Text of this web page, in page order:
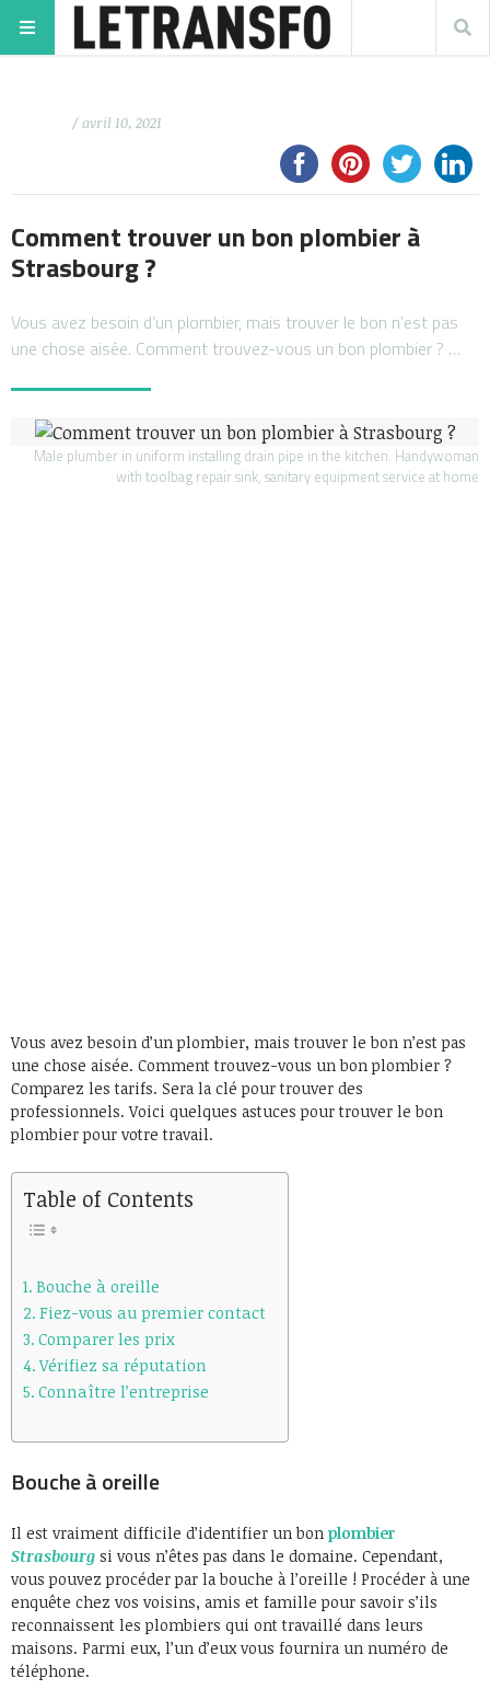
/ avril 10, 2021
Comment trouver un bon plombier à
Strasbourg ?
Vous avez besoin d’un plombier, mais trouver le bon n’est pas
une chose aisée. Comment trouvez-vous un bon plombier ? …
Male plumber in uniform installing drain pipe in the kitchen. Handywoman
with toolbag repair sink, sanitary equipment service at home
Vous avez besoin d’un plombier, mais trouver le bon n’est pas
une chose aisée. Comment trouvez-vous un bon plombier ?
Comparez les tarifs. Sera la clé pour trouver des
professionnels. Voici quelques astuces pour trouver le bon
plombier pour votre travail.
Table of Contents
Bouche à oreille
Fiez-vous au premier contact
Comparer les prix
Vérifiez sa réputation
Connaître l’entreprise
Bouche à oreille
Il est vraiment difficile d’identifier un bon plombier
Strasbourg si vous n’êtes pas dans le domaine. Cependant,
vous pouvez procéder par la bouche à l’oreille ! Procéder à une
enquête chez vos voisins, amis et famille pour savoir s’ils
reconnaissent les plombiers qui ont travaillé dans leurs
maisons. Parmi eux, l’un d’eux vous fournira un numéro de
téléphone.